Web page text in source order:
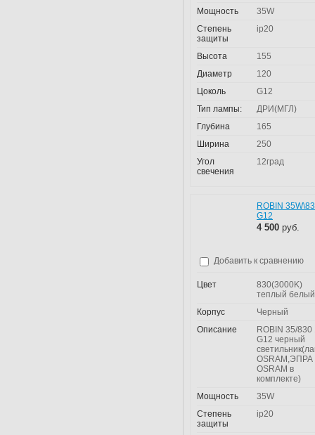
Мощность
35W
Степень
защиты
ip20
Высота
155
Диаметр
120
Цоколь
G12
Тип лампы:
ДРИ(МГЛ)
Глубина
165
Ширина
250
Угол
свечения
12град
ROBIN
G12
4 500 руб.
Добавить к сравнению
Цвет
830(3000K)
теплый белый
Корпус
Черный
Описание
ROBIN 35/830
G12 черный
OSRAM,ЭПРА
OSRAM в
комплекте)
Мощность
35W
Степень
защиты
ip20